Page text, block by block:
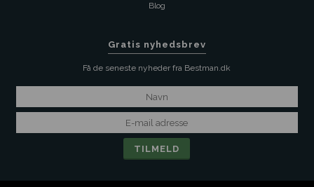
Blog
Gratis nyhedsbrev
Få de seneste nyheder fra Bestman.dk